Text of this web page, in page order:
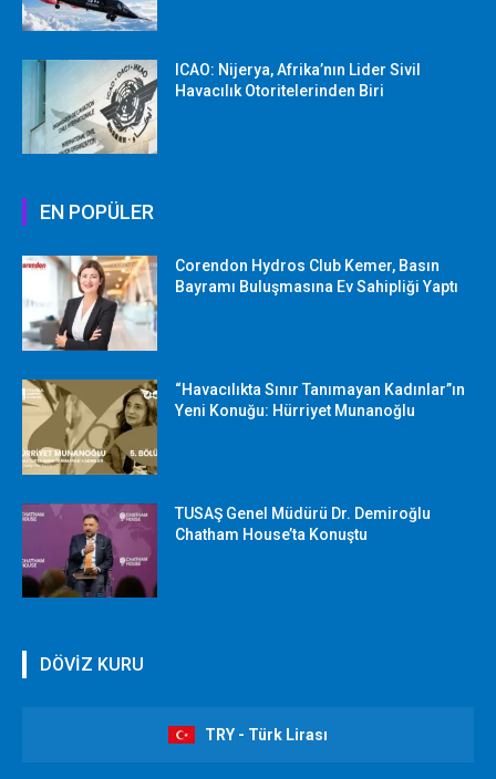
ICAO: Nijerya, Afrika’nın Lider Sivil
Havacılık Otoritelerinden Biri
EN POPÜLER
Corendon Hydros Club Kemer, Basın
Bayramı Buluşmasına Ev Sahipliği Yaptı
“Havacılıkta Sınır Tanımayan Kadınlar”ın
Yeni Konuğu: Hürriyet Munanoğlu
TUSAŞ Genel Müdürü Dr. Demiroğlu
Chatham House’ta Konuştu
DÖVİZ KURU
TRY - Türk Lirası